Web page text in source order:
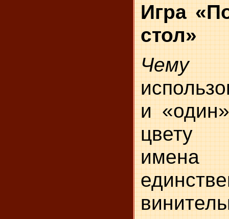
Игра
стол»
Чему
и
цвету
имена